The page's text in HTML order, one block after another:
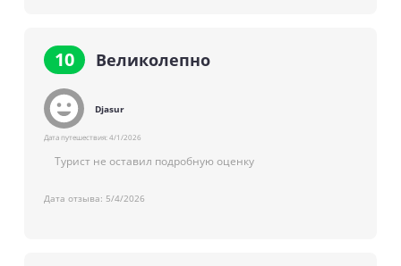
Пляж муниципальный, песчаный.
2-я пляжная линия.
10 Великолепно
Djasur
Дата путешествия:4/1/2026
Турист не оставил подробную оценку
Дата отзыва: 5/4/2026